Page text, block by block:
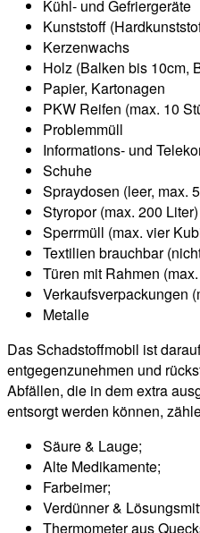
Kühl- und Gefriergeräte
Kunststoff
Kerzenwachs
Holz (Balken bis 10cm,
Papier, Kartonagen
PKW Reifen (max. 10
Problemmüll
Informations- und
Schuhe
Spraydosen (leer, max.
Styropor (max. 200 Liter)
Sperrmüll (max. vier
Textilien brauchbar
Türen mit Rahmen
Verkaufsverpackungen
Metalle
Das Schadstoffmobil ist
entgegenzunehmen und
Abfällen, die in dem extra
entsorgt werden können,
Säure & Lauge;
Alte Medikamente;
Farbeimer;
Verdünner &
Thermometer aus